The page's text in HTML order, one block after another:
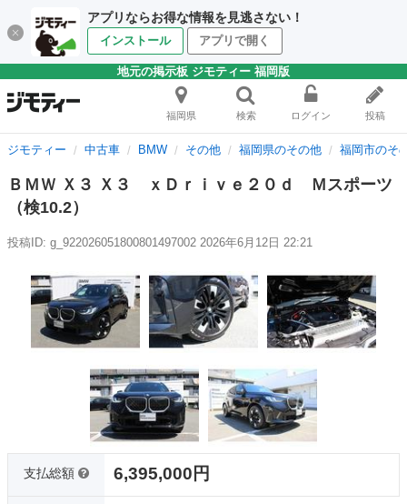
アプリならお得な情報を見逃さない！
インストール アプリで開く
地元の掲示板 ジモティー 福岡版
福岡県 検索 ログイン 投稿
ジモティー 中古車 BMW その他 福岡県のその他 福岡市のそ
ＢＭＷ Ｘ３ Ｘ３ ｘＤｒｉｖｅ２０ｄ Ｍスポーツ
（検10.2）
投稿ID: g_922026051800801497002 2026年6月12日 22:21
支払総額 6,395,000円